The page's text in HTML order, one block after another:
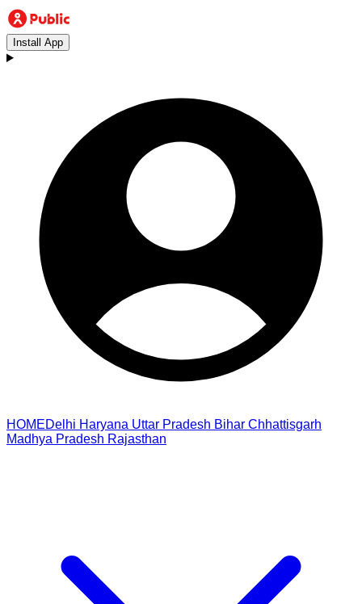
Install App
HOMEDelhi Haryana Uttar Pradesh Bihar Chhattisgarh
Madhya Pradesh Rajasthan